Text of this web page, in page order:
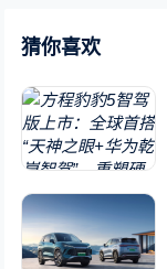
猜你喜欢